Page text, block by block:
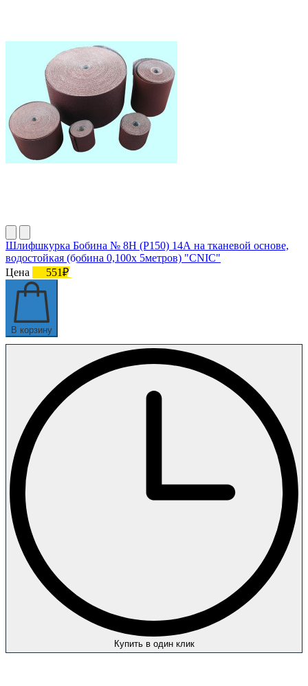
Шлифшкурка Бобина № 8Н (P150) 14А на тканевой основе,
водостойкая (бобина 0,100х 5метров) "CNIC"
Цена
551₽
В корзину
Купить в один клик